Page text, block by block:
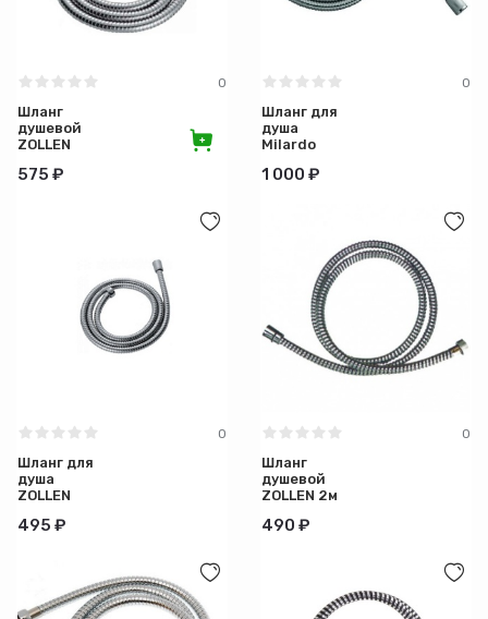
0
Шланг
душевой
ZOLLEN
импорт-
575 ₽
0
Шланг для
душа
Milardo
1 000 ₽
0
Шланг для
душа
ZOLLEN
импорт-
495 ₽
0
Шланг
душевой
ZOLLEN 2м
импорт
490 ₽